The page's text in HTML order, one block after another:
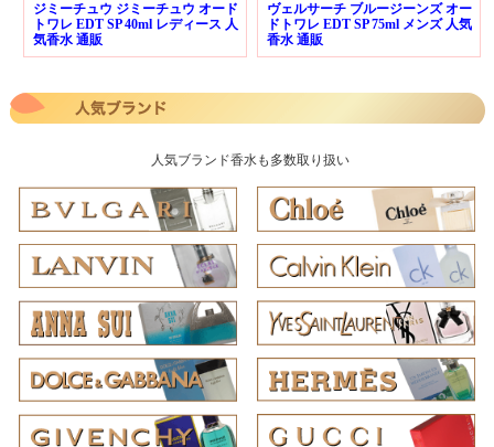
ジミーチュウ ジミーチュウ オード
トワレ EDT SP 40ml レディース 人
気香水 通販
ヴェルサーチ ブルージーンズ オー
ドトワレ EDT SP 75ml メンズ 人気
香水 通販
人気ブランド香水も多数取り扱い